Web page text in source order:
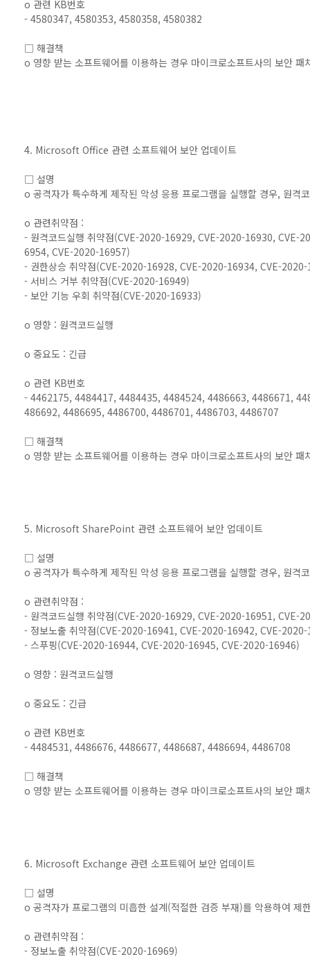
o 관련 KB번호
- 4580347, 4580353, 4580358, 4580382
□ 해결책
o 영향 받는 소프트웨어를 이용하는 경우 마이크로소프트사의 보안 패
4. Microsoft Office 관련 소프트웨어 보안 업데이트
□ 설명
o 공격자가 특수하게 제작된 악성 응용 프로그램을 실행할 경우, 원격
o 관련취약점 :
- 원격코드실행 취약점(CVE-2020-16929, CVE-2020-16930,
6954, CVE-2020-16957)
- 권한상승 취약점(CVE-2020-16928, CVE-2020-16934, CVE-
- 서비스 거부 취약점(CVE-2020-16949)
- 보안 기능 우회 취약점(CVE-2020-16933)
o 영향 : 원격코드실행
o 중요도 : 긴급
o 관련 KB번호
- 4462175, 4484417, 4484435, 4484524, 4486663, 4486671,
486692, 4486695, 4486700, 4486701, 4486703, 4486707
□ 해결책
o 영향 받는 소프트웨어를 이용하는 경우 마이크로소프트사의 보안 패
5. Microsoft SharePoint 관련 소프트웨어 보안 업데이트
□ 설명
o 공격자가 특수하게 제작된 악성 응용 프로그램을 실행할 경우, 원격
o 관련취약점 :
- 원격코드실행 취약점(CVE-2020-16929, CVE-2020-16951, CVE-
- 정보노출 취약점(CVE-2020-16941, CVE-2020-16942, CVE-
- 스푸핑(CVE-2020-16944, CVE-2020-16945, CVE-2020-16946)
o 영향 : 원격코드실행
o 중요도 : 긴급
o 관련 KB번호
- 4484531, 4486676, 4486677, 4486687, 4486694, 4486708
□ 해결책
o 영향 받는 소프트웨어를 이용하는 경우 마이크로소프트사의 보안 패
6. Microsoft Exchange 관련 소프트웨어 보안 업데이트
□ 설명
o 공격자가 프로그램의 미흡한 설계(적절한 검증 부재)를 악용하여 제
o 관련취약점 :
- 정보노출 취약점(CVE-2020-16969)